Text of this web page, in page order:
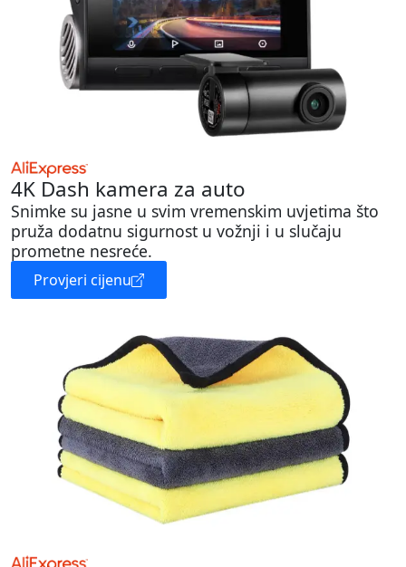
4K Dash kamera za auto
Snimke su jasne u svim vremenskim uvjetima što
pruža dodatnu sigurnost u vožnji i u slučaju
prometne nesreće.
Provjeri cijenu